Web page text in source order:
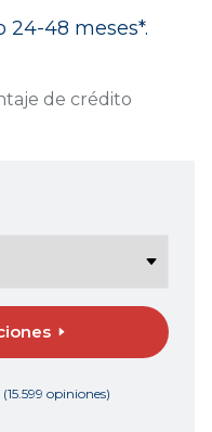
24-48 meses*.
de crédito
(15.599 opiniones)